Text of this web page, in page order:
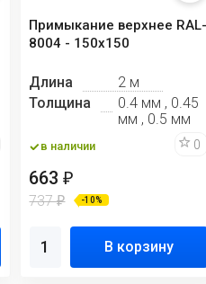
Примыкание верхнее
8004 - 150х150
Длина
2 м
Толщина
0.4 мм , 0.45
мм , 0.5 мм
в наличии 0
663₽
737₽ -10%
В корзину